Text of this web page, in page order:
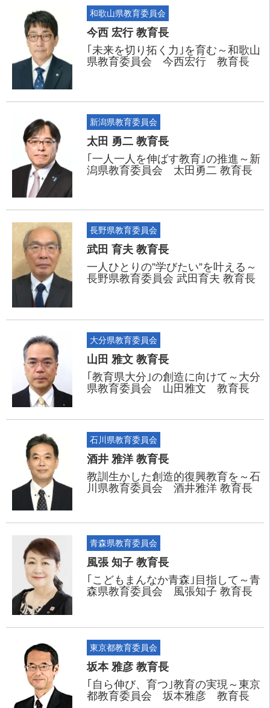
和歌山県教育委員会
今西 宏行 教育長
｢未来を切り拓く力｣を育む～和歌山
県教育委員会 今西宏行 教育長
新潟県教育委員会
太田 勇二 教育長
｢一人一人を伸ばす教育｣の推進～新
潟県教育委員会 太田勇二 教育長
長野県教育委員会
武田 育夫 教育長
一人ひとりの”学びたい”を叶える～
長野県教育委員会 武田育夫 教育長
大分県教育委員会
山田 雅文 教育長
｢教育県大分｣の創造に向けて～大分
県教育委員会 山田雅文 教育長
石川県教育委員会
酒井 雅洋 教育長
教訓生かした創造的復興教育を～石
川県教育委員会 酒井雅洋 教育長
青森県教育委員会
風張 知子 教育長
｢こどもまんなか青森｣目指して～青
森県教育委員会 風張知子 教育長
東京都教育委員会
坂本 雅彦 教育長
｢自ら伸び、育つ｣教育の実現～東京
都教育委員会 坂本雅彦 教育長